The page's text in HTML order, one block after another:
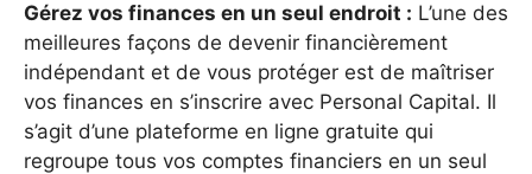
Gérez vos finances en un seul endroit : L’une des
meilleures façons de devenir financièrement
indépendant et de vous protéger est de maîtriser
vos finances en s’inscrire avec Personal Capital. Il
s’agit d’une plateforme en ligne gratuite qui
regroupe tous vos comptes financiers en un seul